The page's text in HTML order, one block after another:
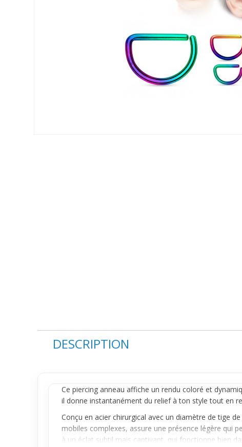
DESCRIPTION
Ce piercing anneau affiche un rendu coloré et
il donne instantanément du relief à ton style tout en
Conçu en acier chirurgical avec un diamètre de tige
mobiles complexes, assure une présence légère qui
à un éclat subtil mais captivant, qui fonctionne bien